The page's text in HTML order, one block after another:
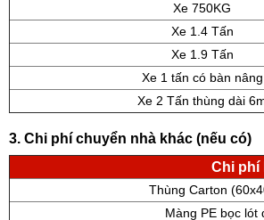
Xe 750KG
Xe 1.4 Tấn
Xe 1.9 Tấn
Xe 1 tấn có bàn nâng
Xe 2 Tấn thùng dài
3. Chi phí chuyển nhà khác (nếu có)
Chi phí
Thùng Carton
Màng PE bọc lót